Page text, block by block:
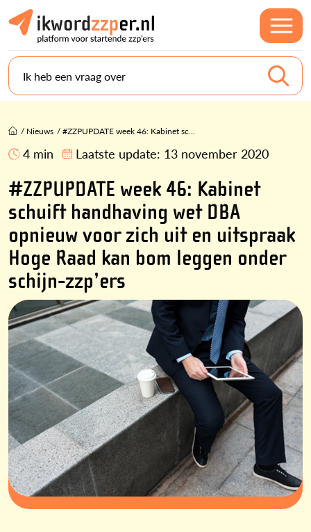
Ik heb een vraag over
/ Nieuws /#ZZPUPDATE week 46: Kabinet sc...
4 min Laatste update: 13 november 2020
#ZZPUPDATE week 46: Kabinet
schuift handhaving wet DBA
opnieuw voor zich uit en uitspraak
Hoge Raad kan bom leggen onder
schijn-zzp’ers